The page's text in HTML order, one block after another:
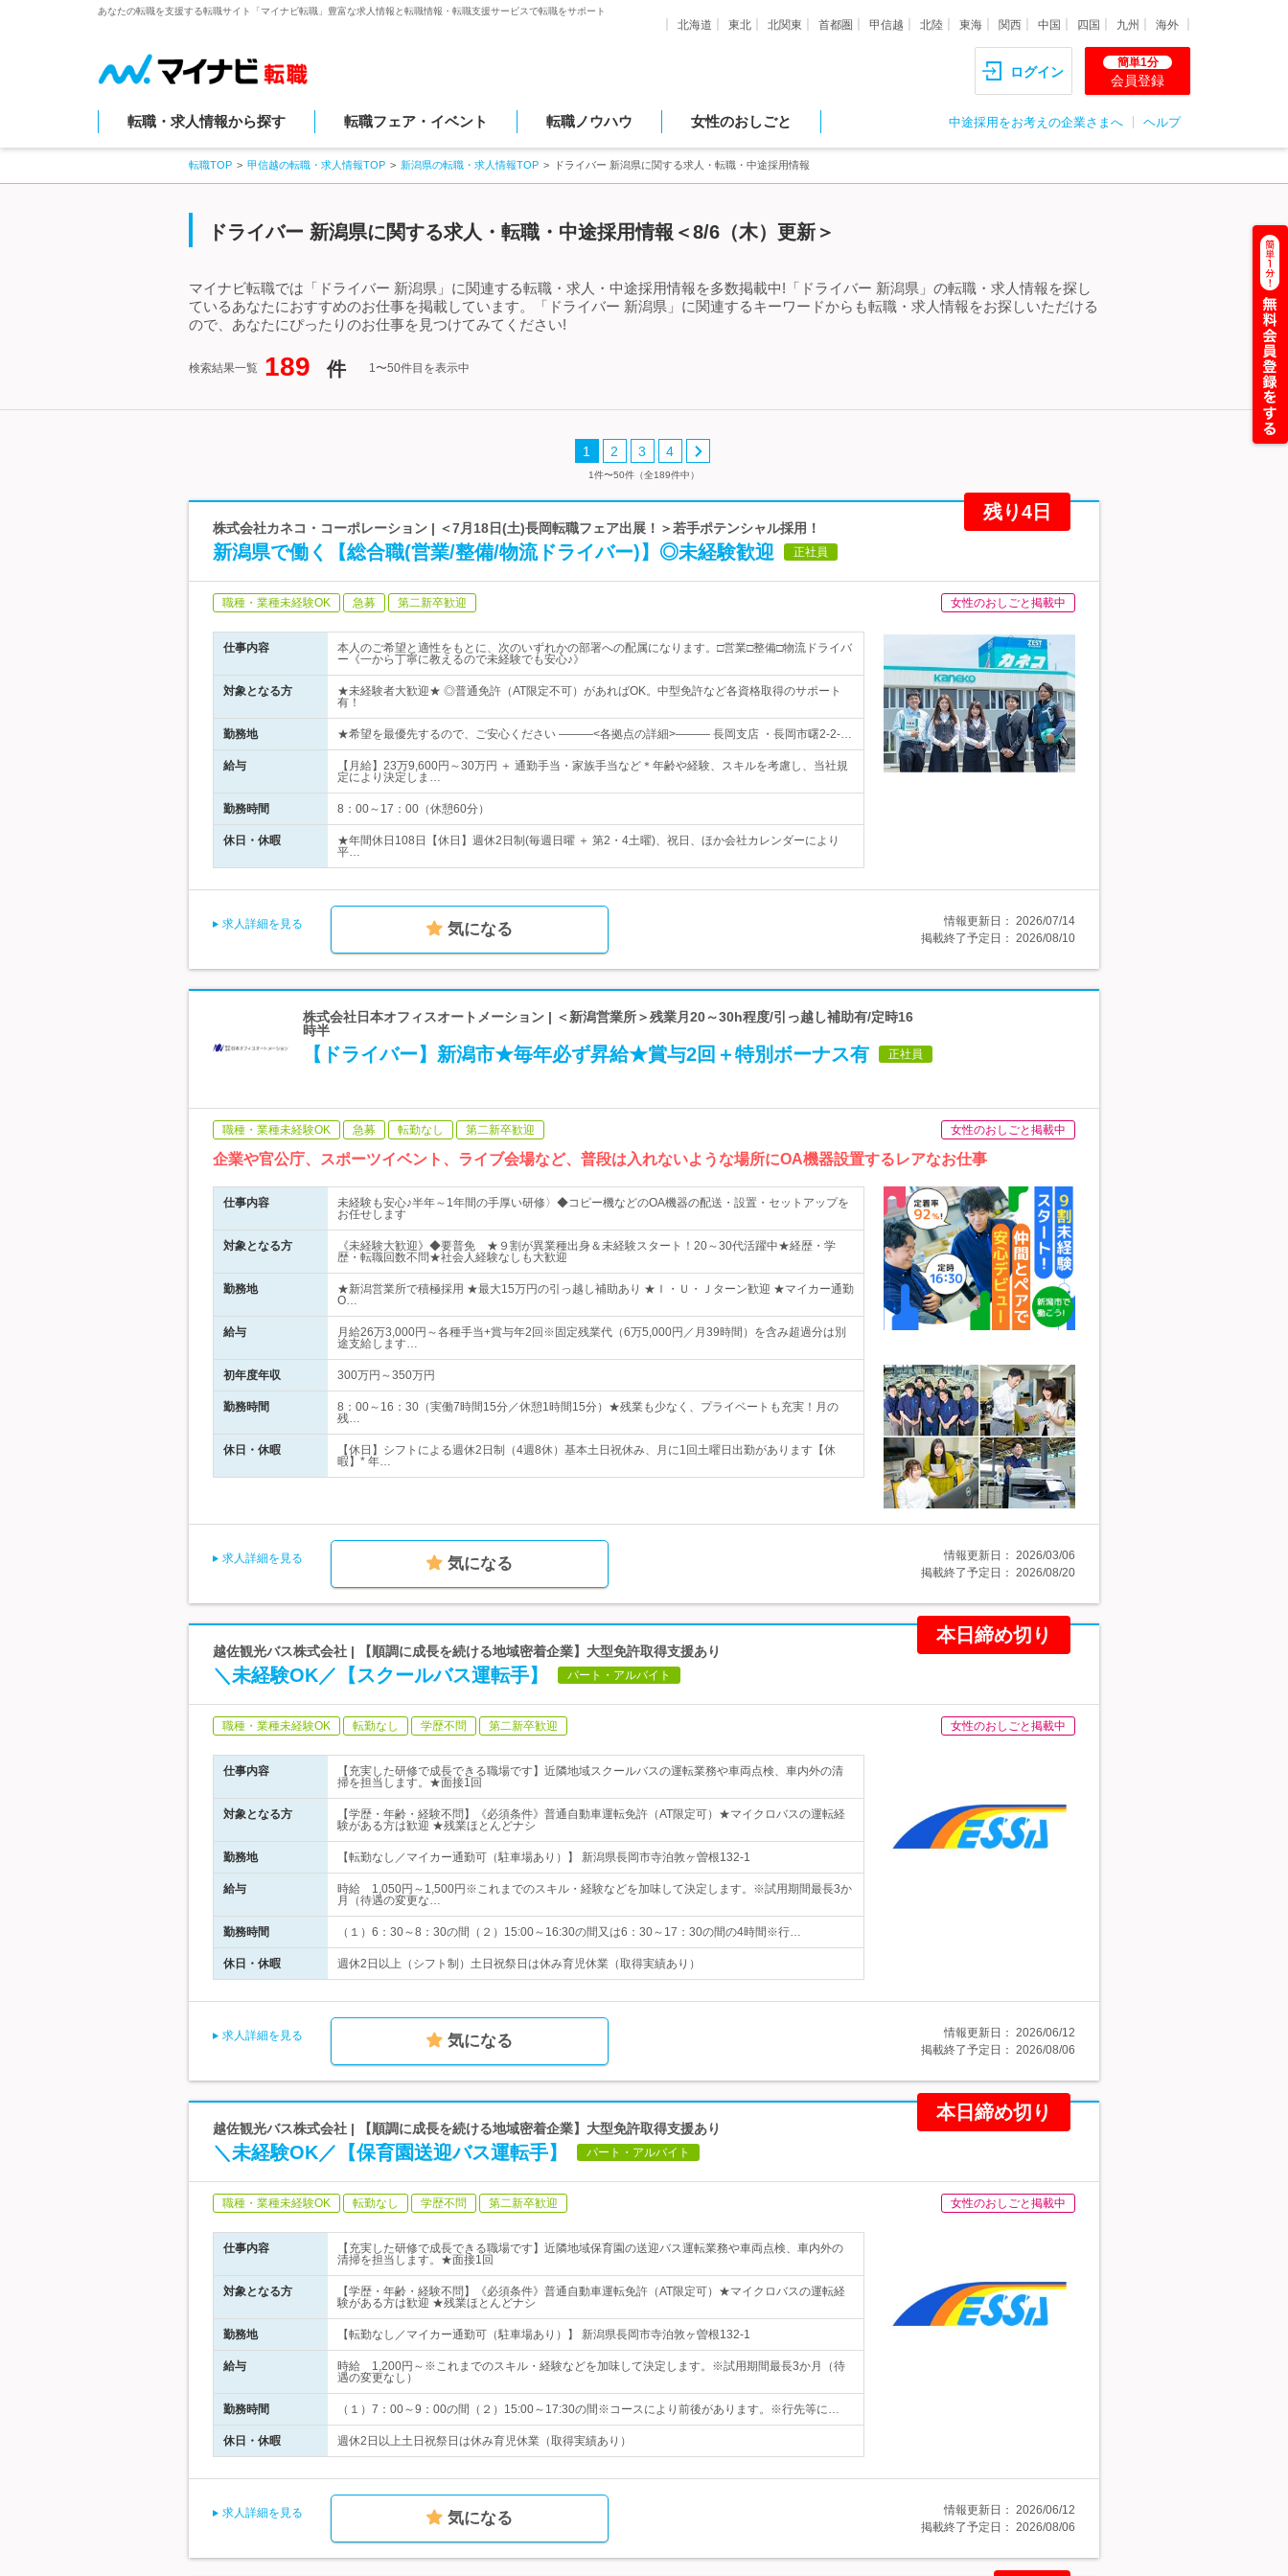
あなたの転職を支援する転職サイト「マイナビ転職」豊富な求人情報と転職情報・転職支援サービスで転職をサポート
北海道 東北 北関東 首都圏 甲信越 北陸 東海 関西 中国 四国 九州 海外
ログイン
簡単1分
会員登録
転職・求人情報から探す 転職フェア・イベント 転職ノウハウ 女性のおしごと 中途採用をお考えの企業さまへ ヘルプ
転職TOP 甲信越の転職・求人情報TOP 新潟県の転職・求人情報TOP ドライバー 新潟県に関する求人・転職・中途採用情報
ドライバー 新潟県に関する求人・転職・中途採用情報＜8/6（木）更新＞
マイナビ転職では「ドライバー 新潟県」に関連する転職・求人・中途採用情報を多数掲載中!「ドライバー 新潟県」の転職・求人情報を探し
ているあなたにおすすめのお仕事を掲載しています。「ドライバー 新潟県」に関連するキーワードからも転職・求人情報をお探しいただける
ので、あなたにぴったりのお仕事を見つけてみてください!
検索結果一覧 189 件 1〜50件目を表示中
1 2 3 4
1件〜50件（全189件中）
残り4日
株式会社カネコ・コーポレーション | ＜7月18日(土)長岡転職フェア出展！＞若手ポテンシャル採用！
新潟県で働く【総合職(営業/整備/物流ドライバー)】◎未経験歓迎 正社員
職種・業種未経験OK 急募 第二新卒歓迎 女性のおしごと掲載中
仕事内容
本人のご希望と適性をもとに、次のいずれかの部署への配属になります。□営業□整備□物流ドライバ
ー《一から丁寧に教えるので未経験でも安心♪》
対象となる方
★未経験者大歓迎★ ◎普通免許（AT限定不可）があればOK。中型免許など各資格取得のサポート
有！
勤務地 ★希望を最優先するので、ご安心ください ―――<各拠点の詳細>――― 長岡支店 ・長岡市曙2-2-…
給与
【月給】23万9,600円～30万円 ＋ 通勤手当・家族手当など＊年齢や経験、スキルを考慮し、当社規
定により決定しま…
勤務時間 8：00～17：00（休憩60分）
休日・休暇
★年間休日108日【休日】週休2日制(毎週日曜 ＋ 第2・4土曜)、祝日、ほか会社カレンダーにより
平…
求人詳細を見る 気になる 情報更新日： 2026/07/14
掲載終了予定日： 2026/08/10
株式会社日本オフィスオートメーション | ＜新潟営業所＞残業月20～30h程度/引っ越し補助有/定時16
時半
【ドライバー】新潟市★毎年必ず昇給★賞与2回＋特別ボーナス有 正社員
職種・業種未経験OK 急募 転勤なし 第二新卒歓迎 女性のおしごと掲載中
企業や官公庁、スポーツイベント、ライブ会場など、普段は入れないような場所にOA機器設置するレアなお仕事
仕事内容
未経験も安心♪半年～1年間の手厚い研修〉◆コピー機などのOA機器の配送・設置・セットアップを
お任せします
対象となる方
《未経験大歓迎》◆要普免 ★９割が異業種出身＆未経験スタート！20～30代活躍中★経歴・学
歴・転職回数不問★社会人経験なしも大歓迎
勤務地
★新潟営業所で積極採用 ★最大15万円の引っ越し補助あり ★Ｉ・Ｕ・Ｊターン歓迎 ★マイカー通勤
O…
給与
月給26万3,000円～各種手当+賞与年2回※固定残業代（6万5,000円／月39時間）を含み超過分は別
途支給します…
初年度年収 300万円～350万円
勤務時間
8：00～16：30（実働7時間15分／休憩1時間15分）★残業も少なく、プライベートも充実！月の
残…
休日・休暇
【休日】シフトによる週休2日制（4週8休）基本土日祝休み、月に1回土曜日出勤があります【休
暇】* 年…
求人詳細を見る 気になる 情報更新日： 2026/03/06
掲載終了予定日： 2026/08/20
本日締め切り
越佐観光バス株式会社 | 【順調に成長を続ける地域密着企業】大型免許取得支援あり
＼未経験OK／【スクールバス運転手】 パート・アルバイト
職種・業種未経験OK 転勤なし 学歴不問 第二新卒歓迎 女性のおしごと掲載中
仕事内容
【充実した研修で成長できる職場です】近隣地域スクールバスの運転業務や車両点検、車内外の清
掃を担当します。★面接1回
対象となる方
【学歴・年齢・経験不問】《必須条件》普通自動車運転免許（AT限定可）★マイクロバスの運転経
験がある方は歓迎 ★残業ほとんどナシ
勤務地 【転勤なし／マイカー通勤可（駐車場あり）】 新潟県長岡市寺泊敦ヶ曽根132-1
給与
時給 1,050円～1,500円※これまでのスキル・経験などを加味して決定します。※試用期間最長3か
月（待遇の変更な…
勤務時間 （１）6：30～8：30の間（２）15:00～16:30の間又は6：30～17：30の間の4時間※行…
休日・休暇 週休2日以上（シフト制）土日祝祭日は休み育児休業（取得実績あり）
求人詳細を見る 気になる 情報更新日： 2026/06/12
掲載終了予定日： 2026/08/06
本日締め切り
越佐観光バス株式会社 | 【順調に成長を続ける地域密着企業】大型免許取得支援あり
＼未経験OK／【保育園送迎バス運転手】 パート・アルバイト
職種・業種未経験OK 転勤なし 学歴不問 第二新卒歓迎 女性のおしごと掲載中
仕事内容
【充実した研修で成長できる職場です】近隣地域保育園の送迎バス運転業務や車両点検、車内外の
清掃を担当します。★面接1回
対象となる方
【学歴・年齢・経験不問】《必須条件》普通自動車運転免許（AT限定可）★マイクロバスの運転経
験がある方は歓迎 ★残業ほとんどナシ
勤務地 【転勤なし／マイカー通勤可（駐車場あり）】 新潟県長岡市寺泊敦ヶ曽根132-1
給与
時給 1,200円～※これまでのスキル・経験などを加味して決定します。※試用期間最長3か月（待
遇の変更なし）
勤務時間 （１）7：00～9：00の間（２）15:00～17:30の間※コースにより前後があります。※行先等に…
休日・休暇 週休2日以上土日祝祭日は休み育児休業（取得実績あり）
求人詳細を見る 気になる 情報更新日： 2026/06/12
掲載終了予定日： 2026/08/06